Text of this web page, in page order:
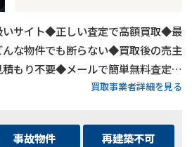
サイト◆正しい査定で高額買取◆最
な物件でも断らない◆買取後の売主
もり不要◆メールで簡単無料査定依
買取事業者詳細を見る
事故物件
再建築不可